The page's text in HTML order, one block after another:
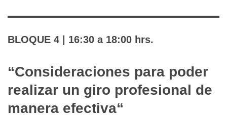
BLOQUE 4 | 16:30 a 18:00 hrs.
“Consideraciones para poder
realizar un giro profesional de
manera efectiva“